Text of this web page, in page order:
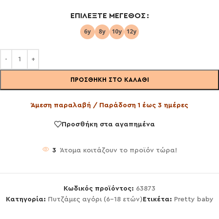
ΕΠΙΛΈΞΤΕ ΜΈΓΕΘΟΣ
ΠΡΟΣΘΉΚΗ ΣΤΟ ΚΑΛΆΘΙ
Άμεση παραλαβή / Παράδοση 1 έως 3 ημέρες
Προσθήκη στα αγαπημένα
3 Άτομα κοιτάζουν το προϊόν τώρα!
Κωδικός προϊόντος: 63873
Κατηγορία: Πυτζάμες αγόρι (6-18 ετών) Ετικέτα: Pretty baby